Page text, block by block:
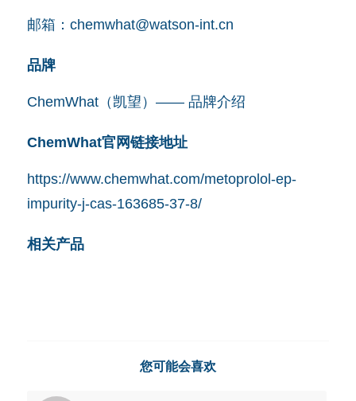
邮箱： chemwhat@watson-int.cn
品牌
ChemWhat（凯望）—— 品牌介绍
ChemWhat官网链接地址
https://www.chemwhat.com/metoprolol-ep-
impurity-j-cas-163685-37-8/
相关产品
您可能会喜欢